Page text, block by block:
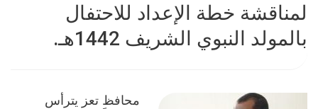
لمناقشة خطة الإعداد للاحتفال
بالمولد النبوي الشريف 1442هـ.
محافظ تعز يترأس